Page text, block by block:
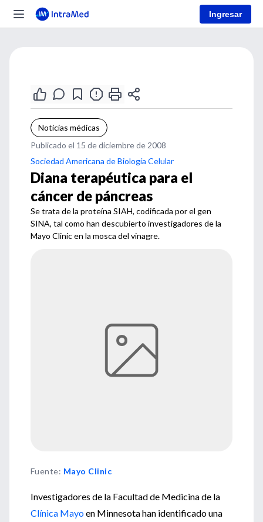
Ingresar
Noticias médicas
Publicado el 15 de diciembre de 2008
Sociedad Americana de Biología Celular
Diana terapéutica para el
cáncer de páncreas
Se trata de la proteína SIAH, codificada por el gen
SINA, tal como han descubierto investigadores de la
Mayo Clinic en la mosca del vinagre.
Fuente: Mayo Clinic
Investigadores de la Facultad de Medicina de la
Clínica Mayoen Minnesota han identificado una